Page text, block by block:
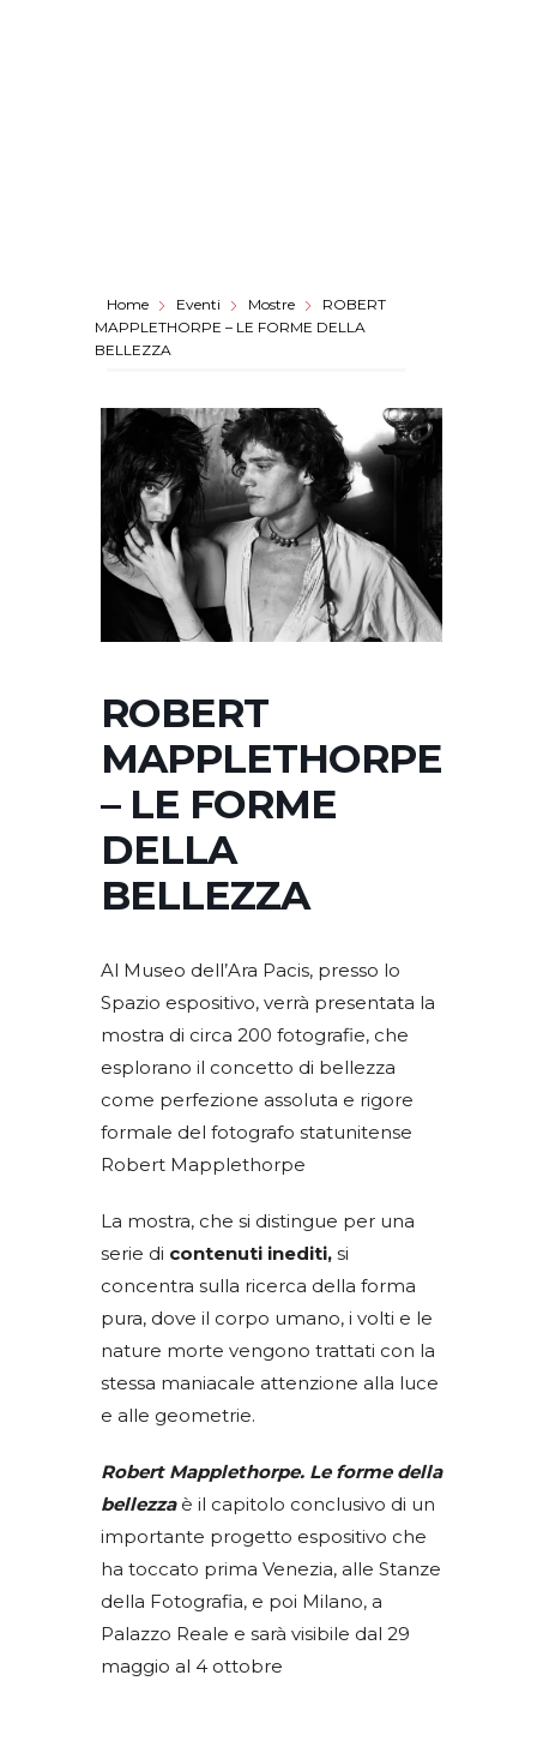
Home Eventi Mostre
ROBERT
MAPPLETHORPE – LE FORME DELLA
BELLEZZA
ROBERT
MAPPLETHORPE
– LE FORME
DELLA
BELLEZZA
Al Museo dell’Ara Pacis, presso lo
Spazio espositivo, verrà presentata la
mostra di circa 200 fotografie, che
esplorano il concetto di bellezza
come perfezione assoluta e rigore
formale del fotografo statunitense
Robert Mapplethorpe
La mostra, che si distingue per una
serie di contenuti inediti, si
concentra sulla ricerca della forma
pura, dove il corpo umano, i volti e le
nature morte vengono trattati con la
stessa maniacale attenzione alla luce
e alle geometrie.
Robert Mapplethorpe. Le forme della
bellezza è il capitolo conclusivo di un
importante progetto espositivo che
ha toccato prima Venezia, alle Stanze
della Fotografia, e poi Milano, a
Palazzo Reale e sarà visibile dal 29
maggio al 4 ottobre